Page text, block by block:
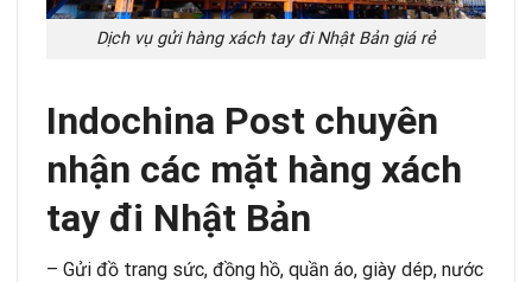
Dịch vụ gửi hàng xách tay đi Nhật Bản giá rẻ
Indochina Post chuyên
nhận các mặt hàng xách
tay đi Nhật Bản
– Gửi đồ trang sức, đồng hồ, quần áo, giày dép, nước